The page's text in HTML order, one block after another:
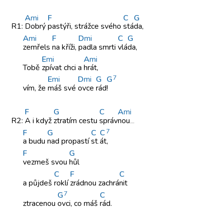
R1:
Ami
Dobrý
F
pastýři, strážce svého
C
stá
G
da,
Ami
zemřels
F
na kříži,
Dmi
padla smrti
C
vlá
G
da,
Tobě
Emi
zpívat chci a
Ami
hrát,
vím, že
Emi
máš své
Dmi
ovce
G
rád
G7
!
R2:
F
A i když
G
ztratím cestu
C
správ
Ami
nou
F
a budu
G
nad propastí
C
st
C 7
át,
F
vezmeš svou
G
hůl
a půjdeš
C
roklí
F
zrádnou zachrá
C
nit
ztracenou
G7
ovci, co máš
C
rád.